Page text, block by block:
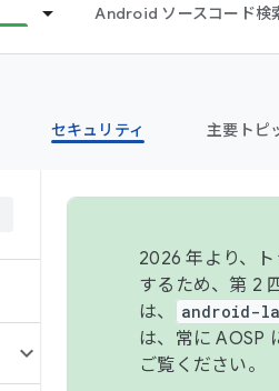
Android ソースコード検
セキュリティ 主要トピ
2026 年より、
するため、第 2
は、
android-
は、常に AOSP
ご覧ください。